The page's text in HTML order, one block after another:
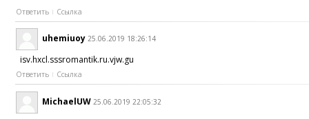
Ответить Ссылка
uhemiuoy 25.06.2019 18:26:14
isv.hxcl.sssromantik.ru.vjw.gu
Ответить Ссылка
MichaelUW 25.06.2019 22:05:32